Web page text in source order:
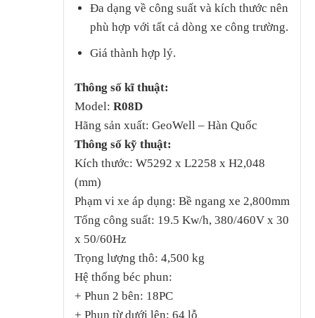
Đa dạng về công suất và kích thước nên
phù hợp với tất cả dòng xe công trường.
Giá thành hợp lý.
Thông số kĩ thuật:
Model: R08D
Hãng sản xuất: GeoWell – Hàn Quốc
Thông số kỹ thuật:
Kích thước: W5292 x L2258 x H2,048
(mm)
Phạm vi xe áp dụng: Bề ngang xe 2,800mm
Tổng công suất: 19.5 Kw/h, 380/460V x 30
x 50/60Hz
Trọng lượng thô: 4,500 kg
Hệ thống béc phun:
+ Phun 2 bên: 18PC
+ Phun từ dưới lên: 64 lỗ